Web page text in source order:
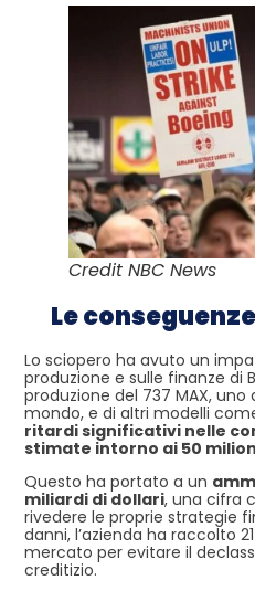
Credit NBC News
Le
Lo sciopero ha avuto un
produzione e sulle finanze di
produzione del 737 MAX,
mondo, e di altri modelli
ritardi significativi nelle
stimate intorno ai 50
Questo ha portato a un
miliardi di dollari, una cifra
rivedere le proprie strategie
danni, l’azienda ha raccolto
mercato per evitare il
creditizio.